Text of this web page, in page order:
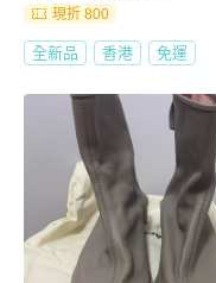
現折 800
全新品 香港 免運